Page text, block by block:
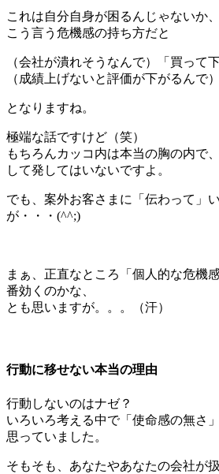
これは自分自身が困るんじゃないか
こう言う危機感の持ち方だと
（会社が潰れそうなんで）「買って
（成績上げないと評価が下がるんで
となりますね。
極端な話ですけど（笑）
もちろんカッコ内は本当の胸の内で
して発してはいないですよ。
でも、案外お客さまに「伝わって」
が・・・(^^;)
まぁ、正直なところ「個人的な危機
番効くのかな、
とも思いますが。。。（汗）
行動に移せない本当の理由
行動しないのはナゼ？
いろいろ考える中で「使命感の無さ
思っていました。
そもそも、あなたやあなたの会社が